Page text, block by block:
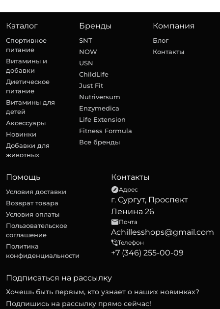
Каталог
Спортивное
питание
Витамины и
добавки
Диетическое
питание
Витамины для
детей
Аксессуары
Новинки
Добавки для
животных
Бренды
SNT
NOW
USN
ChildLife
Just Fit
Nutriversum
Enzymedica
Life Extension
Fitness Formula
Все бренды
Компания
Блог
Контакты
Помощь
Условия доставки
Возврат товара
Условия оплаты
Пользовательское
соглашение
Политика
конфиденциальности
Контакты
Адрес
г. Сургут, Проспект
Ленина 26
Почта
Achillesshops@gmail.com
Телефон
+7 (346) 255-00-09
Подписаться на рассылку
Хочешь быть первым, кто узнает о наших новинках?
Подпишись на рассылку прямо сейчас!